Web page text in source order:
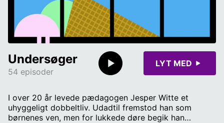
54 episoder
Undersøger LYT MED
I over 20 år levede pædagogen Jesper Witte et
uhyggeligt dobbeltliv. Udadtil fremstod han som
børnenes ven, men for lukkede døre begik han